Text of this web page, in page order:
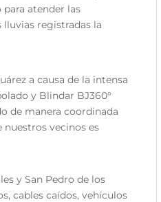
atender las
registradas la
a causa de la intensa
y Blindar BJ360°
de manera coordinada
nuestros vecinos es
y San Pedro de los
cables caídos, vehículos